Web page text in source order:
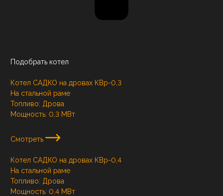
Подобрать котел
Котел САДКО на дровах КВр-0,3
На стальной раме
Топливо: Дрова
Мощность: 0,3 МВт
Смотреть
Котел САДКО на дровах КВр-0,4
На стальной раме
Топливо: Дрова
Мощность: 0,4 МВт